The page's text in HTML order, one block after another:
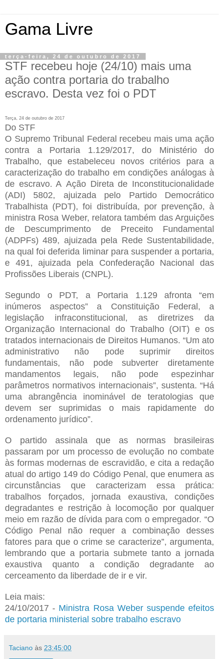
Gama Livre
terça-feira, 24 de outubro de 2017
STF recebeu hoje (24/10) mais uma
ação contra portaria do trabalho
escravo. Desta vez foi o PDT
Terça, 24 de outubro de 2017
Do STF
O Supremo Tribunal Federal recebeu mais uma ação
contra a Portaria 1.129/2017, do Ministério do
Trabalho, que estabeleceu novos critérios para a
caracterização do trabalho em condições análogas à
de escravo. A Ação Direta de Inconstitucionalidade
(ADI) 5802, ajuizada pelo Partido Democrático
Trabalhista (PDT), foi distribuída, por prevenção, à
ministra Rosa Weber, relatora também das Arguições
de Descumprimento de Preceito Fundamental
(ADPFs) 489, ajuizada pela Rede Sustentabilidade,
na qual foi deferida liminar para suspender a portaria,
e 491, ajuizada pela Confederação Nacional das
Profissões Liberais (CNPL).
Segundo o PDT, a Portaria 1.129 afronta “em
inúmeros aspectos” a Constituição Federal, a
legislação infraconstitucional, as diretrizes da
Organização Internacional do Trabalho (OIT) e os
tratados internacionais de Direitos Humanos. “Um ato
administrativo não pode suprimir direitos
fundamentais, não pode subverter diretamente
mandamentos legais, não pode espezinhar
parâmetros normativos internacionais”, sustenta. “Há
uma abrangência inominável de teratologias que
devem ser suprimidas o mais rapidamente do
ordenamento jurídico”.
O partido assinala que as normas brasileiras
passaram por um processo de evolução no combate
às formas modernas de escravidão, e cita a redação
atual do artigo 149 do Código Penal, que enumera as
circunstâncias que caracterizam essa prática:
trabalhos forçados, jornada exaustiva, condições
degradantes e restrição à locomoção por qualquer
meio em razão de dívida para com o empregador. “O
Código Penal não requer a combinação desses
fatores para que o crime se caracterize”, argumenta,
lembrando que a portaria submete tanto a jornada
exaustiva quanto a condição degradante ao
cerceamento da liberdade de ir e vir.
Leia mais:
24/10/2017 - Ministra Rosa Weber suspende efeitos
de portaria ministerial sobre trabalho escravo
Taciano às 23:45:00